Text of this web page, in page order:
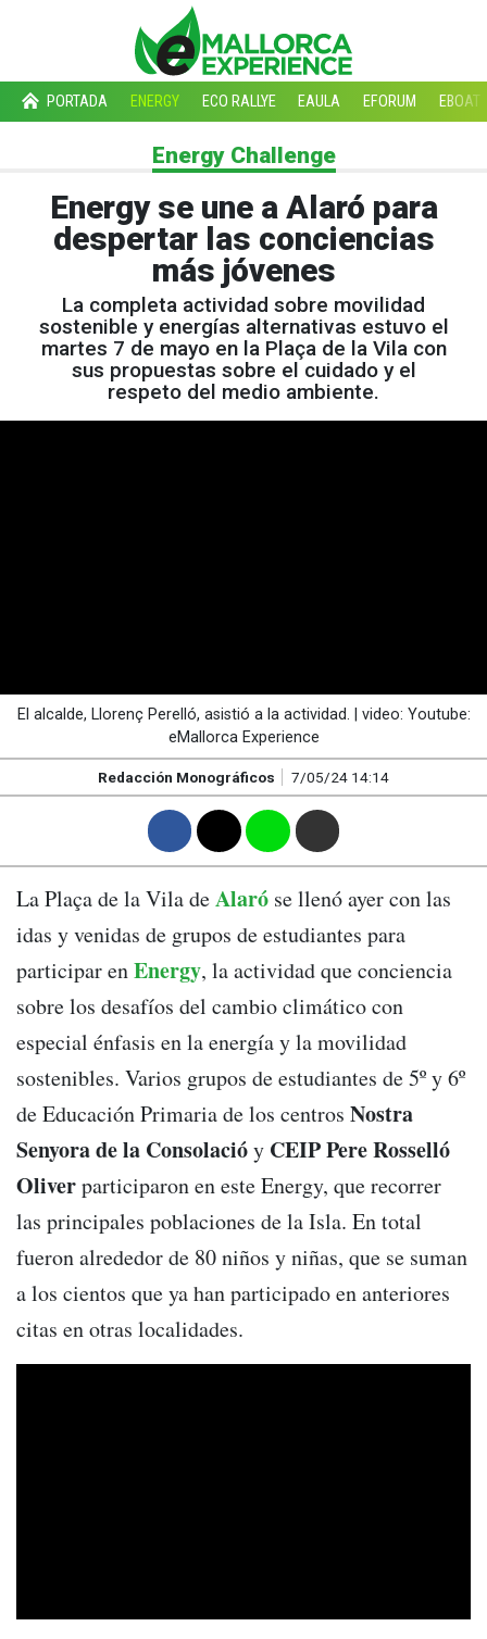
PORTADA ENERGY ECO RALLYE EAULA EFORUM EBOAT
Energy Challenge
Energy se une a Alaró para
despertar las conciencias
más jóvenes
La completa actividad sobre movilidad
sostenible y energías alternativas estuvo el
martes 7 de mayo en la Plaça de la Vila con
sus propuestas sobre el cuidado y el
respeto del medio ambiente.
El alcalde, Llorenç Perelló, asistió a la actividad. | video: Youtube:
eMallorca Experience
Redacción Monográficos 7/05/24 14:14
La Plaça de la Vila deAlaró se llenó ayer con las
idas y venidas de grupos de estudiantes para
participar enEnergy, la actividad que conciencia
sobre los desafíos del cambio climático con
especial énfasis en la energía y la movilidad
sostenibles. Varios grupos de estudiantes de 5º y 6º
de Educación Primaria de los centros Nostra
Senyora de la Consolacióy CEIP Pere Rosselló
Oliverparticiparon en este Energy, que recorrer
las principales poblaciones de la Isla. En total
fueron alrededor de 80 niños y niñas, que se suman
a los cientos que ya han participado en anteriores
citas en otras localidades.